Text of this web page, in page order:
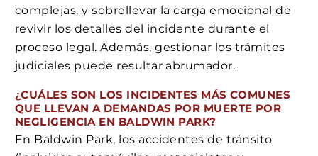
complejas, y sobrellevar la carga emocional de
revivir los detalles del incidente durante el
proceso legal. Además, gestionar los trámites
judiciales puede resultar abrumador.
¿CUÁLES SON LOS INCIDENTES MÁS COMUNES
QUE LLEVAN A DEMANDAS POR MUERTE POR
NEGLIGENCIA EN BALDWIN PARK?
En Baldwin Park, los accidentes de tránsito